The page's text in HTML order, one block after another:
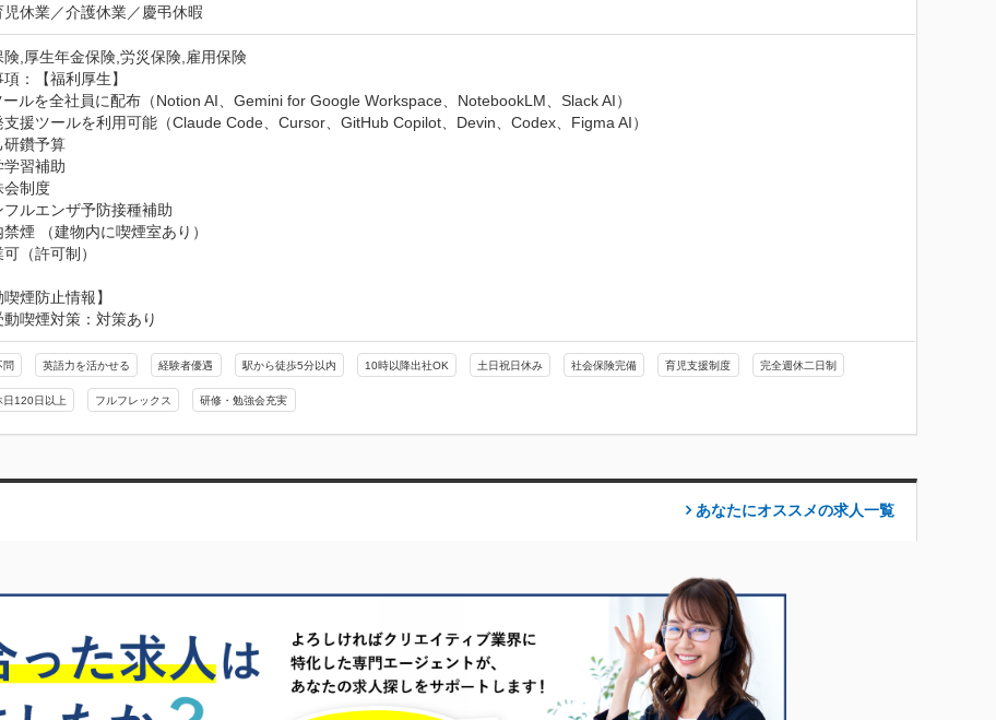
児休業／介護休業／慶弔休暇
険,厚生年金保険,労災保険,雇用保険
：【福利厚生】
ールを全社員に配布（Notion AI、Gemini for Google Workspace、NotebookLM、Slack AI）
支援ツールを利用可能（Claude Code、Cursor、GitHub Copilot、Devin、Codex、Figma AI）
研鑽予算
学習補助
会制度
フルエンザ予防接種補助
禁煙 （建物内に喫煙室あり）
可（許可制）
喫煙防止情報】
動喫煙対策：対策あり
問 英語力を活かせる 経験者優遇 駅から徒歩5分以内 10時以降出社OK 土日祝日休み 社会保険完備 育児支援制度 完全週休二日制
日120日以上 フルフレックス 研修・勉強会充実
あなたにオススメの求人一覧